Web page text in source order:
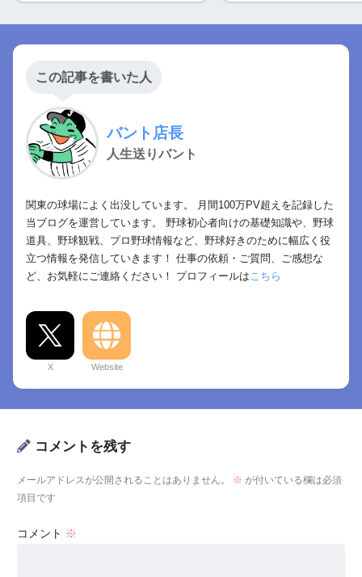
この記事を書いた人
バント店長
人生送りバント
関東の球場によく出没しています。 月間100万PV超えを記録した
当ブログを運営しています。 野球初心者向けの基礎知識や、野球
道具、野球観戦、プロ野球情報など、野球好きのために幅広く役
立つ情報を発信していきます！ 仕事の依頼・ご質問、ご感想な
ど、お気軽にご連絡ください！ プロフィールは こちら
X Website
コメントを残す
メールアドレスが公開されることはありません。 ※ が付いている欄は必須
項目です
コメント ※